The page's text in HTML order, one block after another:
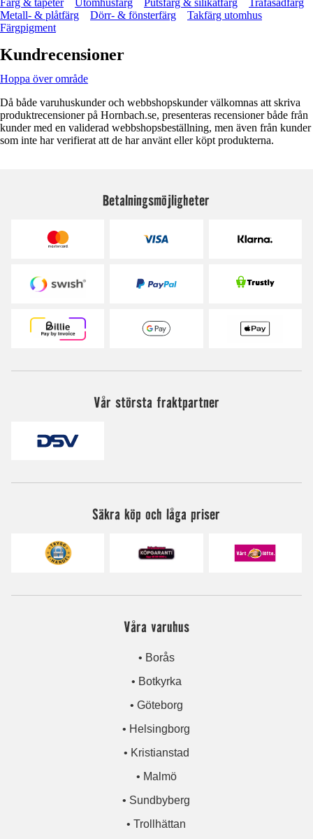
Färg & tapeter Utomhusfärg Putsfärg & silikatfärg
Träfasadfärg
Metall- & plåtfärg
Dörr- & fönsterfärg
Takfärg utomhus
Färgpigment
Kundrecensioner
Hoppa över område
Då både varuhuskunder och webbshopskunder välkomnas att skriva
produktrecensioner på Hornbach.se, presenteras recensioner både från
kunder med en validerad webbshopsbeställning, men även från kunder
som inte har verifierat att de har använt eller köpt produkterna.
Betalningsmöjligheter
Vår största fraktpartner
Säkra köp och låga priser
Våra varuhus
• Borås
• Botkyrka
• Göteborg
• Helsingborg
• Kristianstad
• Malmö
• Sundbyberg
• Trollhättan